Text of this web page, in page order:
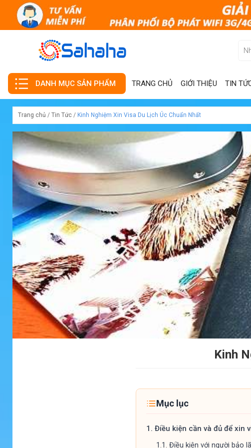
DANH MỤC SẢN PHẨM TRANG CHỦ GIỚI THIỆU TIN
Trang chủ / Tin Tức / Kinh Nghiệm Xin Visa Du Lịch Úc Chuẩn Nhất
Kinh
Mục lục
1. Điều kiện cần và đủ để xin
1.1. Điều kiện với người bảo